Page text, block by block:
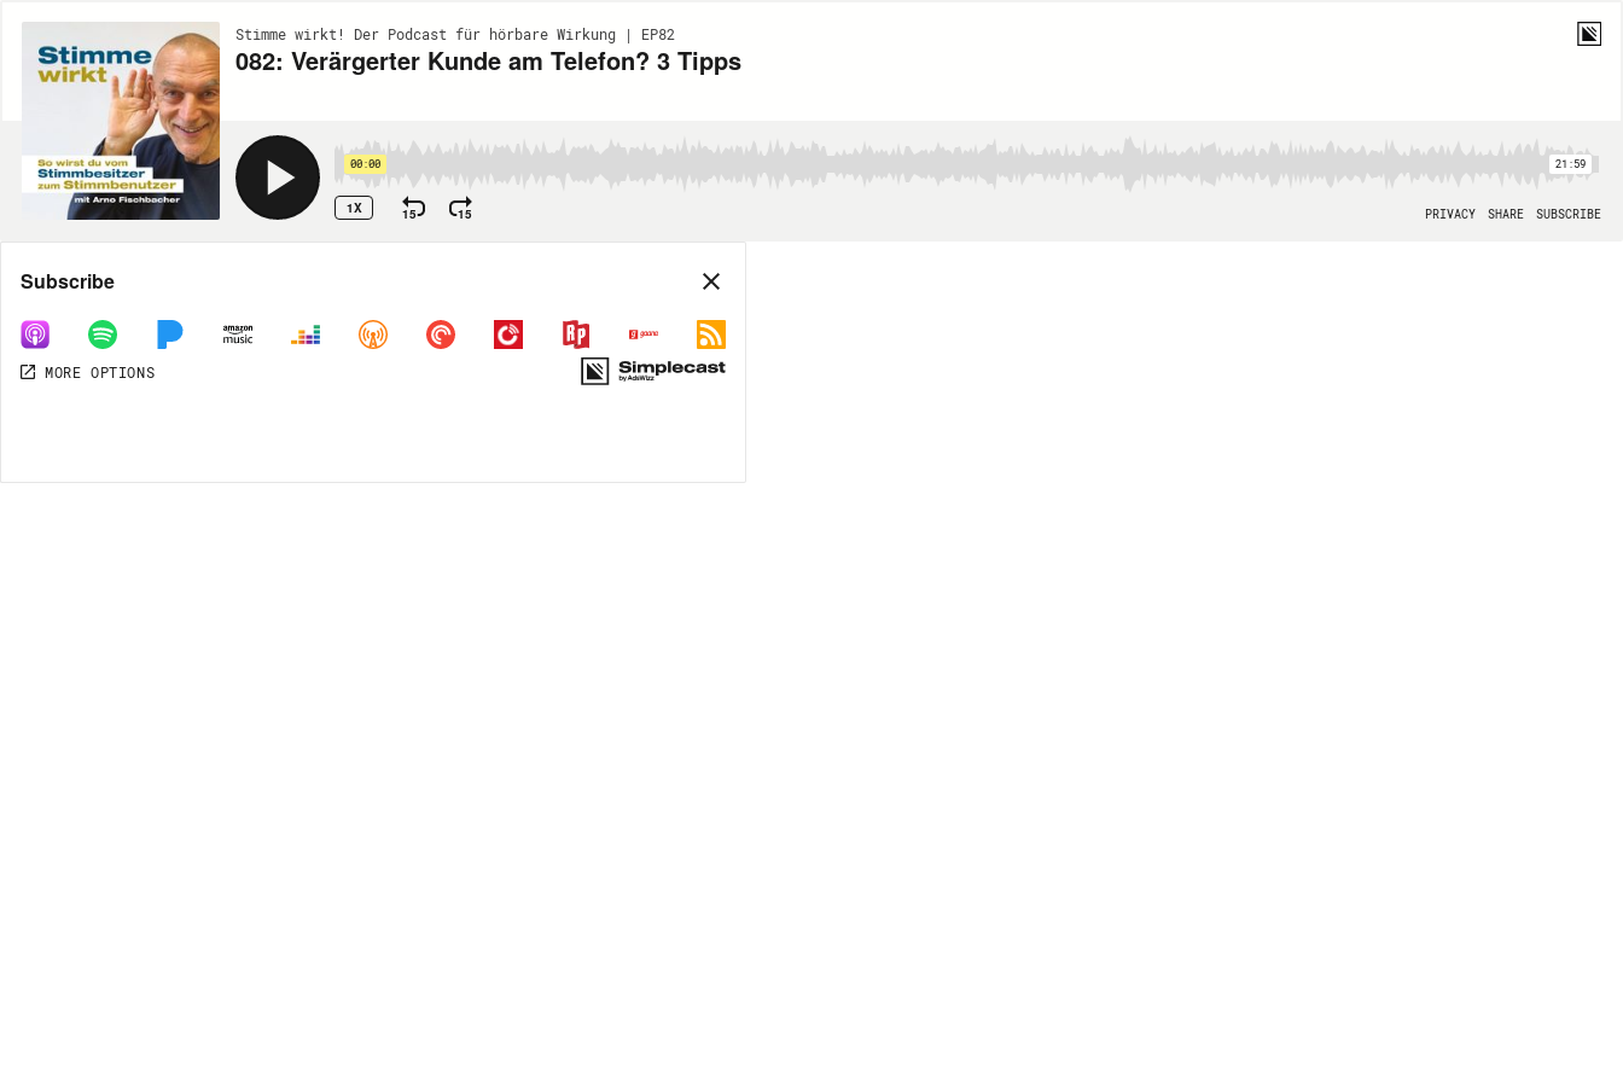
Stimme wirkt! Der Podcast für hörbare Wirkung | EP82
082: Verärgerter Kunde am Telefon? 3 Tipps
00:00 21:59
1X 15 15 PRIVACY SHARE SUBSCRIBE
Share
MORE OPTIONS
Subscribe
MORE OPTIONS